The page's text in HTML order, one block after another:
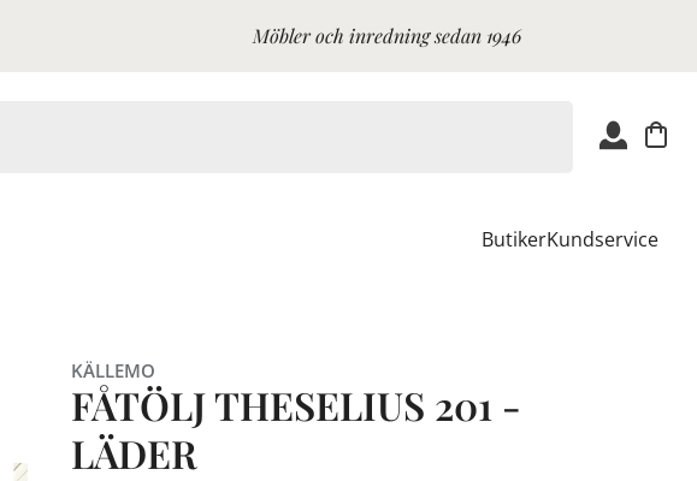
Möbler och inredning sedan 1946
ButikerKundservice
KÄLLEMO
FÅTÖLJ THESELIUS 201 -
LÄDER